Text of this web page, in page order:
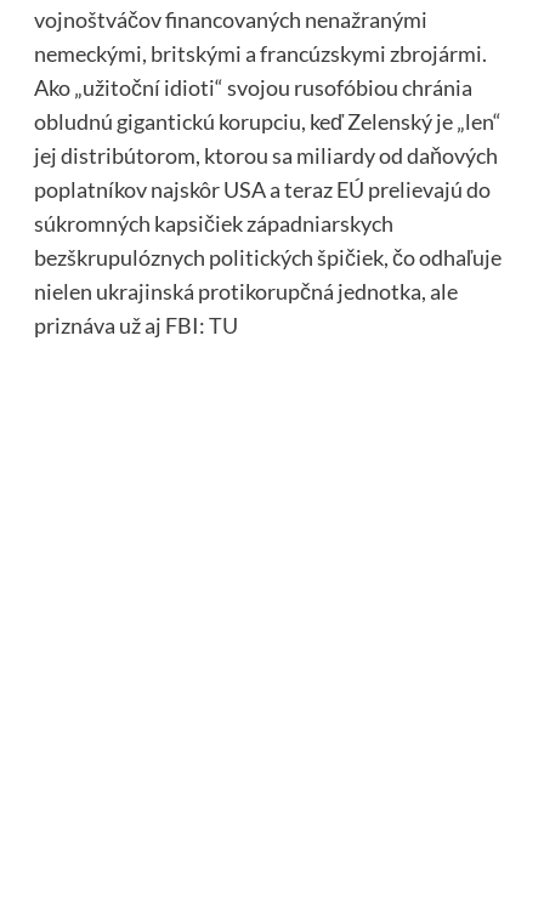
vojnoštváčov financovaných nenažranými
nemeckými, britskými a francúzskymi zbrojármi.
Ako „užitoční idioti“ svojou rusofóbiou chránia
obludnú gigantickú korupciu, keď Zelenský je „len“
jej distribútorom, ktorou sa miliardy od daňových
poplatníkov najskôr USA a teraz EÚ prelievajú do
súkromných kapsičiek západniarskych
bezškrupulóznych politických špičiek, čo odhaľuje
nielen ukrajinská protikorupčná jednotka, ale
priznáva už aj FBI:TU